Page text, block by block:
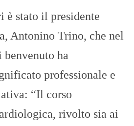
è stato il presidente
Antonino Trino, che nel
ha
professionale e
“Il corso
rivolto sia ai